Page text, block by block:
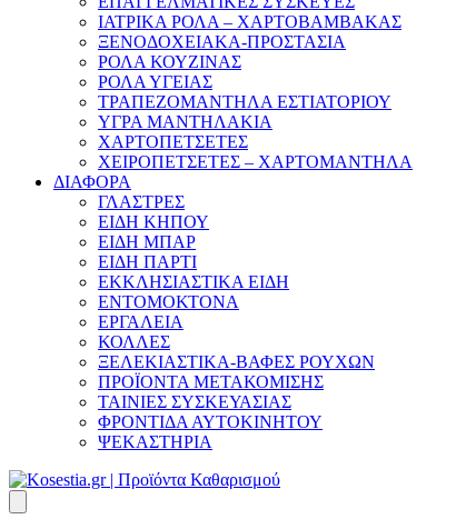
ΙΑΤΡΙΚΑ ΡΟΛΑ – ΧΑΡΤΟΒΑΜΒΑΚΑΣ
ΞΕΝΟΔΟΧΕΙΑΚΑ-ΠΡΟΣΤΑΣΙΑ
ΡΟΛΑ ΚΟΥΖΙΝΑΣ
ΡΟΛΑ ΥΓΕΙΑΣ
ΤΡΑΠΕΖΟΜΑΝΤΗΛΑ ΕΣΤΙΑΤΟΡΙΟΥ
ΥΓΡΑ ΜΑΝΤΗΛΑΚΙΑ
ΧΑΡΤΟΠΕΤΣΕΤΕΣ
ΧΕΙΡΟΠΕΤΣΕΤΕΣ – ΧΑΡΤΟΜΑΝΤΗΛΑ
ΔΙΑΦΟΡΑ
ΓΛΑΣΤΡΕΣ
ΕΙΔΗ ΚΗΠΟΥ
ΕΙΔΗ ΜΠΑΡ
ΕΙΔΗ ΠΑΡΤΙ
ΕΚΚΛΗΣΙΑΣΤΙΚΑ ΕΙΔΗ
ΕΝΤΟΜΟΚΤΟΝΑ
ΕΡΓΑΛΕΙΑ
ΚΟΛΛΕΣ
ΞΕΛΕΚΙΑΣΤΙΚΑ-ΒΑΦΕΣ ΡΟΥΧΩΝ
ΠΡΟΪΟΝΤΑ ΜΕΤΑΚΟΜΙΣΗΣ
ΤΑΙΝΙΕΣ ΣΥΣΚΕΥΑΣΙΑΣ
ΦΡΟΝΤΙΔΑ ΑΥΤΟΚΙΝΗΤΟΥ
ΨΕΚΑΣΤΗΡΙΑ